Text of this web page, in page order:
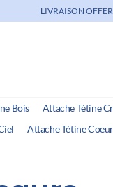
LIVRAISON
Bois Attache Tétine
Attache Tétine Coeur